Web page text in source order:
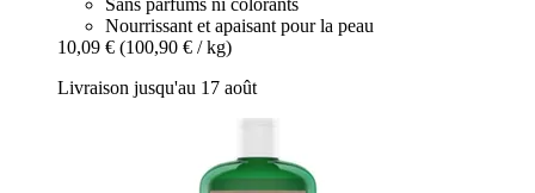
Sans parfums ni colorants
Nourrissant et apaisant pour la peau
10,09 € (100,90 € / kg)
Livraison jusqu'au 17 août